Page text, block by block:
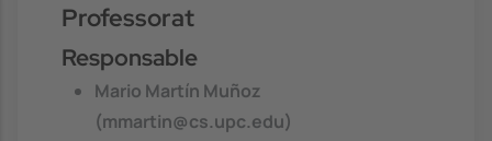
Professorat
Responsable
Mario Martín Muñoz
(mmartin@cs.upc.edu)